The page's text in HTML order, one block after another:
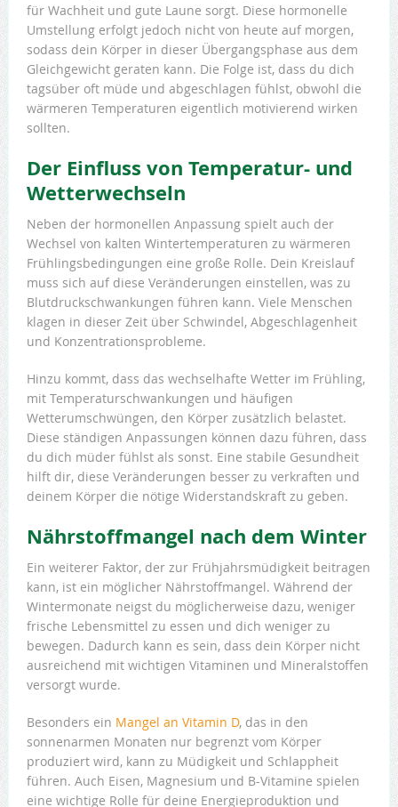
für Wachheit und gute Laune sorgt. Diese hormonelle
Umstellung erfolgt jedoch nicht von heute auf morgen,
sodass dein Körper in dieser Übergangsphase aus dem
Gleichgewicht geraten kann. Die Folge ist, dass du dich
tagsüber oft müde und abgeschlagen fühlst, obwohl die
wärmeren Temperaturen eigentlich motivierend wirken
sollten.
Der Einfluss von Temperatur- und
Wetterwechseln
Neben der hormonellen Anpassung spielt auch der
Wechsel von kalten Wintertemperaturen zu wärmeren
Frühlingsbedingungen eine große Rolle. Dein Kreislauf
muss sich auf diese Veränderungen einstellen, was zu
Blutdruckschwankungen führen kann. Viele Menschen
klagen in dieser Zeit über Schwindel, Abgeschlagenheit
und Konzentrationsprobleme.
Hinzu kommt, dass das wechselhafte Wetter im Frühling,
mit Temperaturschwankungen und häufigen
Wetterumschwüngen, den Körper zusätzlich belastet.
Diese ständigen Anpassungen können dazu führen, dass
du dich müder fühlst als sonst. Eine stabile Gesundheit
hilft dir, diese Veränderungen besser zu verkraften und
deinem Körper die nötige Widerstandskraft zu geben.
Nährstoffmangel nach dem Winter
Ein weiterer Faktor, der zur Frühjahrsmüdigkeit beitragen
kann, ist ein möglicher Nährstoffmangel. Während der
Wintermonate neigst du möglicherweise dazu, weniger
frische Lebensmittel zu essen und dich weniger zu
bewegen. Dadurch kann es sein, dass dein Körper nicht
ausreichend mit wichtigen Vitaminen und Mineralstoffen
versorgt wurde.
Besonders ein Mangel an Vitamin D, das in den
sonnenarmen Monaten nur begrenzt vom Körper
produziert wird, kann zu Müdigkeit und Schlappheit
führen. Auch Eisen, Magnesium und B-Vitamine spielen
eine wichtige Rolle für deine Energieproduktion und